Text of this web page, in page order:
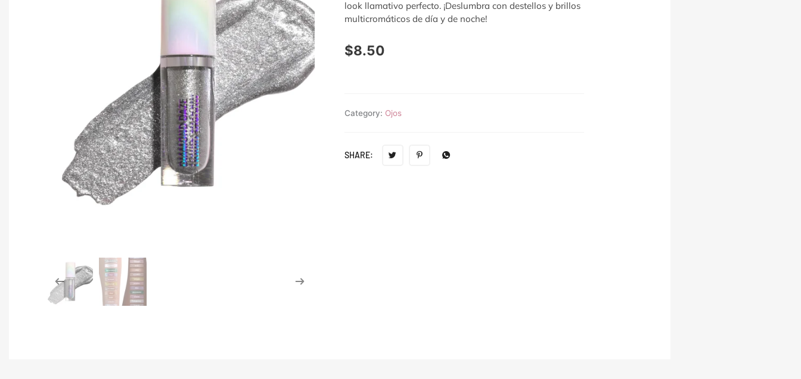
look llamativo perfecto. ¡Deslumbra con destellos y brillos
multicromáticos de día y de noche!
$8.50
Category: Ojos
SHARE: